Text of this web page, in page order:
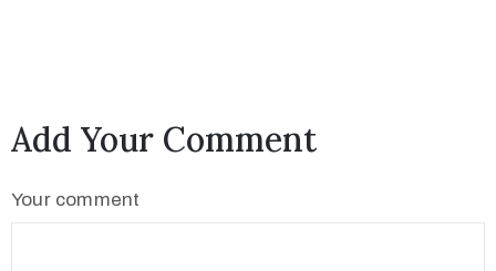
Add Your Comment
Your comment